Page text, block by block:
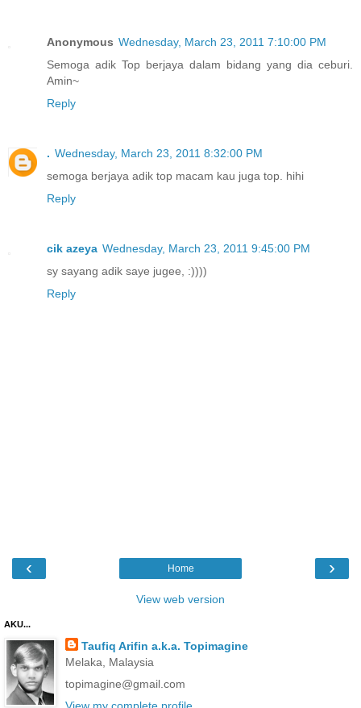
Anonymous Wednesday, March 23, 2011 7:10:00 PM
Semoga adik Top berjaya dalam bidang yang dia ceburi.
Amin~
Reply
. Wednesday, March 23, 2011 8:32:00 PM
semoga berjaya adik top macam kau juga top. hihi
Reply
cik azeya Wednesday, March 23, 2011 9:45:00 PM
sy sayang adik saye jugee, :))))
Reply
‹ ›
Home
View web version
AKU...
Taufiq Arifin a.k.a. Topimagine
Melaka, Malaysia
topimagine@gmail.com